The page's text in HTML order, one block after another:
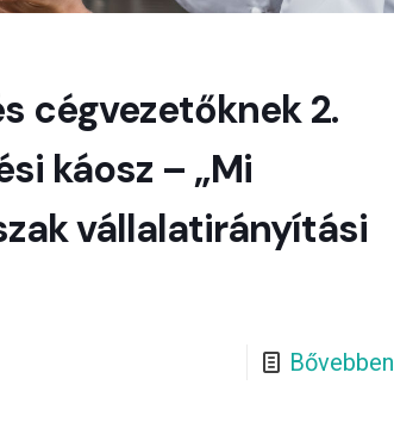
cégvezetőknek 2.
káosz – „Mi
vállalatirányítási
Bővebben